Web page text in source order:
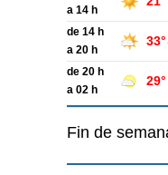
a 14 h
de 14 h
a 20 h
33°
de 20 h
a 02 h
29°
Fin de